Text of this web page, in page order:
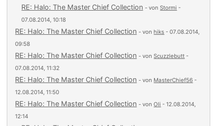
RE: Halo: The Master Chief Collection - vonStormi -
07.08.2014, 10:18
RE: Halo: The Master Chief Collection - von hiks - 07.08.2014,
09:58
RE: Halo: The Master Chief Collection - vonScuzzlebutt -
07.08.2014, 11:32
RE: Halo: The Master Chief Collection - von MasterChief56 -
12.08.2014, 11:50
RE: Halo: The Master Chief Collection - vonOli - 12.08.2014,
12:14